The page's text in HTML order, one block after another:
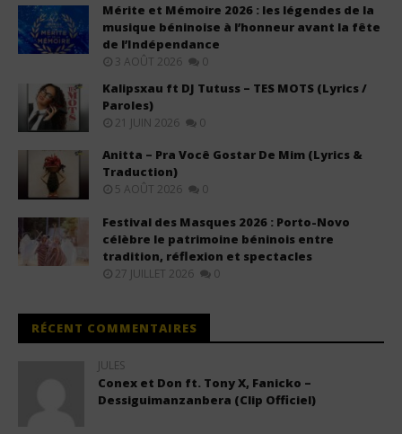
Mérite et Mémoire 2026 : les légendes de la
musique béninoise à l’honneur avant la fête
de l’Indépendance
3 AOÛT 2026 0
Kalipsxau ft DJ Tutuss – TES MOTS (Lyrics /
Paroles)
21 JUIN 2026 0
Anitta – Pra Você Gostar De Mim (Lyrics &
Traduction)
5 AOÛT 2026 0
Festival des Masques 2026 : Porto-Novo
célèbre le patrimoine béninois entre
tradition, réflexion et spectacles
27 JUILLET 2026 0
RÉCENT COMMENTAIRES
JULES
Conex et Don ft. Tony X, Fanicko –
Dessiguimanzanbera (Clip Officiel)